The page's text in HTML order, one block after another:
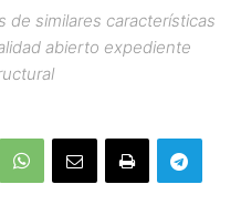
de similares características
abierto expediente